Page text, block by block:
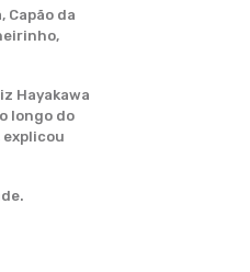
Capão da
Hayakawa
longo do
explicou